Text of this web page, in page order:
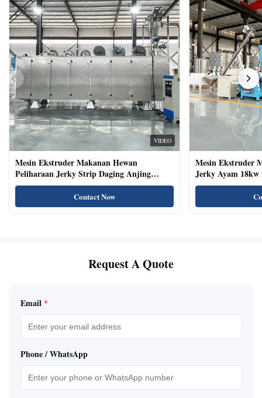
VIDEO
Mesin Ekstruder Makanan Hewan
Peliharaan Jerky Strip Daging Anjing
Dengan Sistem Baki Otomatis
Contact Now
Mesin Ekstruder
Jerky Ayam
Kucing Kering
Request A Quote
Email *
Phone / WhatsApp